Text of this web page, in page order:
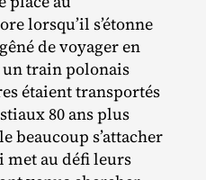
lorsqu’il s’étonne
de voyager en
un train polonais
étaient transportés
80 ans plus
beaucoup s’attacher
met au défi leurs